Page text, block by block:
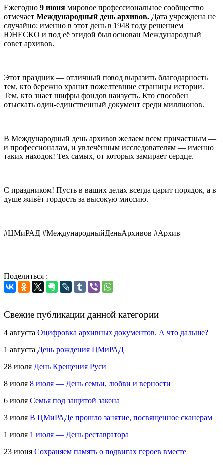
Ежегодно 9 июня мировое профессиональное сообщество
отмечает Международный день архивов. Дата учреждена не
случайно: именно в этот день в 1948 году решением
ЮНЕСКО и под её эгидой был основан Международный
совет архивов.
Этот праздник — отличный повод выразить благодарность
тем, кто бережно хранит пожелтевшие страницы истории.
Тем, кто знает шифры фондов наизусть. Кто способен
отыскать один-единственный документ среди миллионов.
В Международный день архивов желаем всем причастным —
и профессионалам, и увлечённым исследователям — именно
таких находок! Тех самых, от которых замирает сердце.
С праздником! Пусть в ваших делах всегда царит порядок, а в
душе живёт гордость за высокую миссию.
#ЦМиРАД #МеждународныйДеньАрхивов #Архив
Поделиться :
Свежие публикации данной категории
4 августа Оцифровка архивных документов. А что дальше?
1 августа День рождения ЦМиРАД
28 июля День Крещения Руси
8 июля 8 июля — День семьи, любви и верности
6 июля Семья под защитой закона
3 июля В ЦМиРАДе прошло занятие, посвященное сканерам
1 июля 1 июля — День реставратора
23 июня Сохраняем память о подвигах героев вместе